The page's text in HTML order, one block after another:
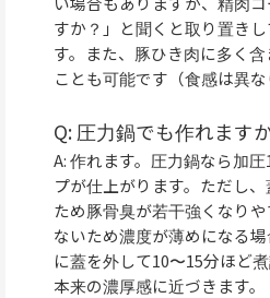
すか？」と聞くと取り置き
す。また、豚ひき肉に多く
ことも可能です（食感は異な
Q: 圧力鍋でも作れます
A: 作れます。圧力鍋なら加
プが仕上がります。ただし
ため豚骨臭が若干強くなり
ないため濃度が薄めになる
に蓋を外して10〜15分ほど
本来の濃厚感に近づきます。